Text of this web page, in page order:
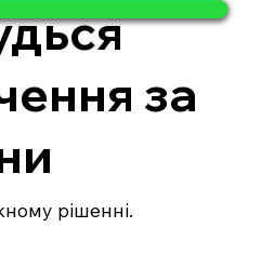
за
рішенні.